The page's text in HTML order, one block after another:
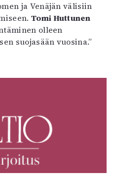
ja Venäjän välisiin
Tomi Huttunen
olleen
suojasään vuosina.”